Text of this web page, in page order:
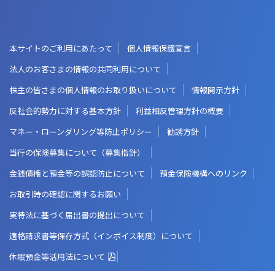
本サイトのご利用にあたって
個人情報保護宣言
法人のお客さまの情報の共同利用について
株主の皆さまの個人情報のお取り扱いについて
情報開示方針
反社会的勢力に対する基本方針
利益相反管理方針の概要
マネー・ローンダリング等防止ポリシー
勧誘方針
当行の保険募集について（募集指針）
金銭債権と預金等の誤認防止について
預金保険機構へのリンク
お取引時の確認に関するお願い
実特法に基づく届出書の提出について
適格請求書等保存方式（インボイス制度）について
休眠預金等活用法について